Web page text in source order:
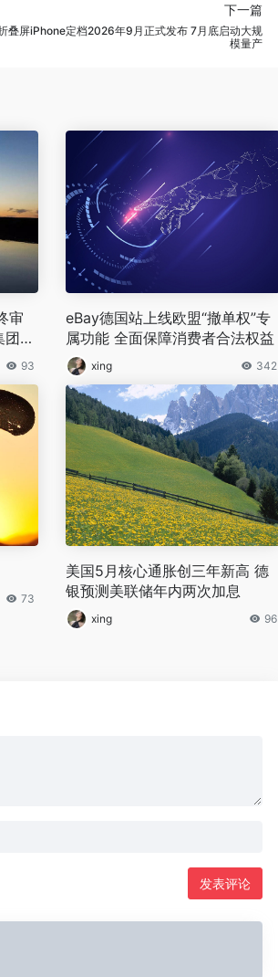
下一篇
叠屏iPhone定档2026年9月正式发布 7月底启动大规
模量产
审
控
93
eBay德国站上线欧盟“撤单权”专
属功能 全面保障消费者合法权益
xing 342
73
美国5月核心通胀创三年新高 德
银预测美联储年内两次加息
xing 96
发表评论